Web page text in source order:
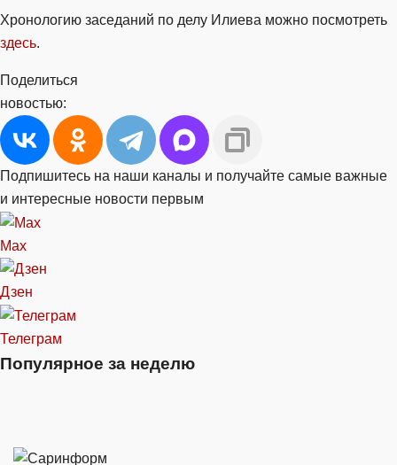
Хронологию заседаний по делу Илиева можно посмотреть
здесь.
Поделиться
новостью:
Подпишитесь на наши каналы и получайте самые важные
и интересные новости первым
Max
Дзен
Телеграм
Популярное за неделю